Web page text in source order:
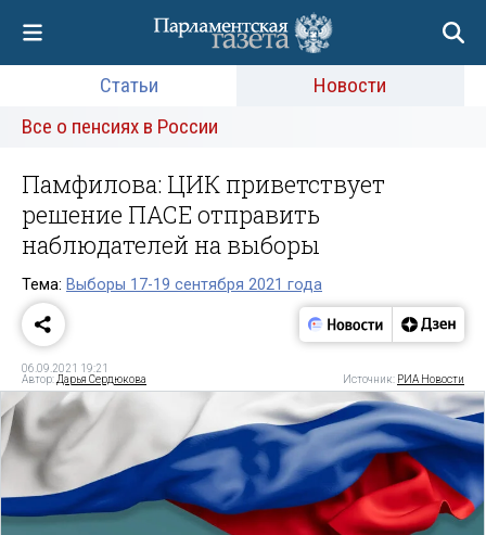
Статьи
Новости
Все о пенсиях в России
Памфилова: ЦИК приветствует
решение ПАСЕ отправить
наблюдателей на выборы
Тема: Выборы 17-19 сентября 2021 года
06.09.2021 19:21
Автор: Дарья Сердюкова Источник: РИА Новости